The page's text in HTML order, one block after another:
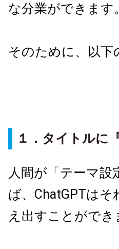
な分業ができます。
そのために、以下
１．タイトルに
人間が「テーマ設
ば、ChatGPTは
え出すことができ